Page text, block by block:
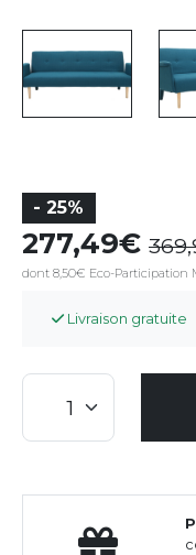
- 25%
277,49
dont 8,50€ Eco-Participation
Livraison gratuite